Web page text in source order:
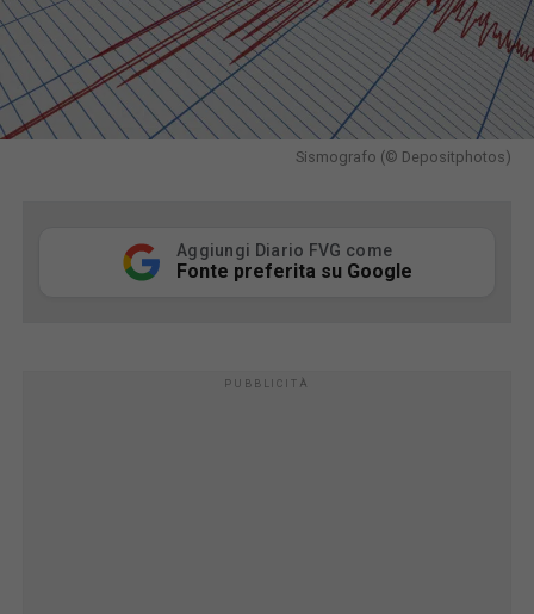
Sismografo (© Depositphotos)
Aggiungi Diario FVG come
Fonte preferita su Google